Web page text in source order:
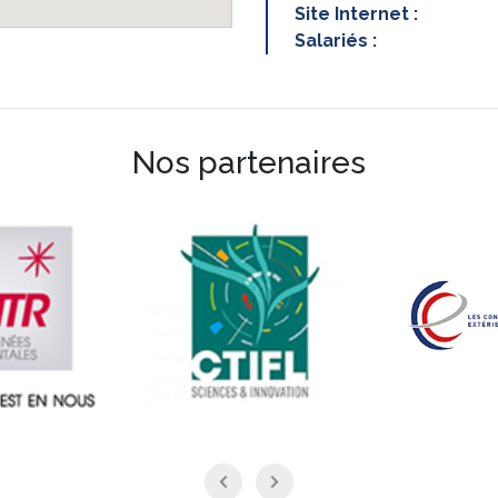
Site Internet :
Salariés :
Nos partenaires